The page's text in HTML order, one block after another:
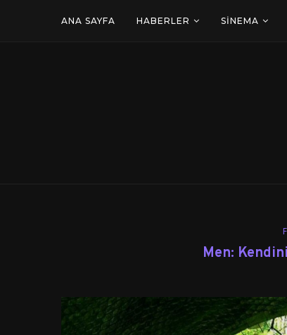
ANA SAYFA HABERLER SINEMA
Men: